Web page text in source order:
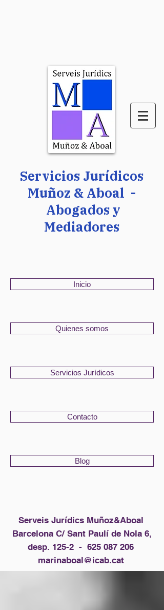
Servicios Jurídicos
Muñoz & Aboal -
Abogados y
Mediadores
Inicio
Quienes somos
Servicios Jurídicos
Contacto
Blog
Serveis Jurídics Muñoz&Aboal
Barcelona C/ Sant Paulí de Nola 6,
desp. 125-2 - 625 087 206
marinaboal@icab.cat